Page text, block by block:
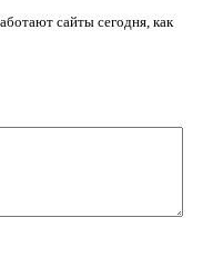
сайты сегодня, как